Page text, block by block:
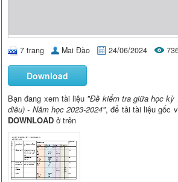
7 trang Mai Đào 24/06/2024
Download
Bạn đang xem tài liệu "Đề kiểm tra giữa học kỳ
diều) - Năm học 2023-2024", để tải tài liệu gốc
DOWNLOAD ở trên